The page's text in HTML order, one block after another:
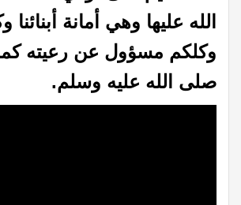
الله عليها وهي أمانة أبنائنا
وكلكم مسؤول عن رعيته
صلى الله عليه وسلم.